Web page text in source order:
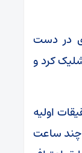
در دست
کرد و
اولیه
چند ساعت